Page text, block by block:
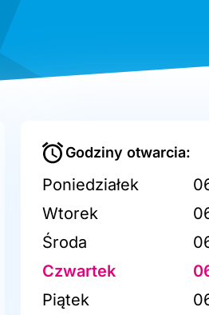
Godziny otwarcia:
Poniedziałek
Wtorek
Środa
Czwartek
Piątek